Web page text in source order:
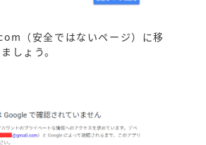
（安全ではないページ）に移
しょう。